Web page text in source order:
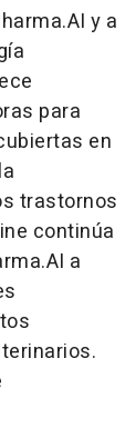
y a
para
en
trastornos
continúa
a